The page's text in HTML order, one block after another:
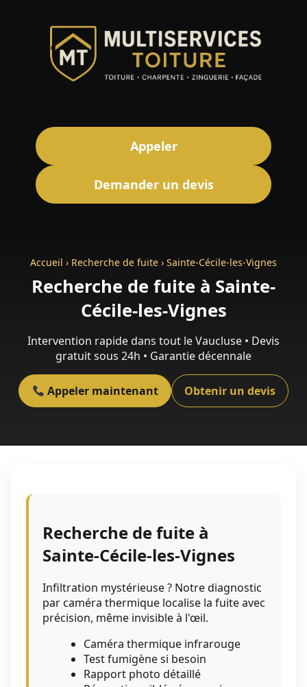
Appeler
Demander un devis
Accueil › Recherche de fuite › Sainte-Cécile-les-Vignes
Recherche de fuite à Sainte-
Cécile-les-Vignes
Intervention rapide dans tout le Vaucluse • Devis
gratuit sous 24h • Garantie décennale
Appeler maintenant Obtenir un devis
Recherche de fuite à
Sainte-Cécile-les-Vignes
Infiltration mystérieuse ? Notre diagnostic
par caméra thermique localise la fuite avec
précision, même invisible à l'œil.
Caméra thermique infrarouge
Test fumigène si besoin
Rapport photo détaillé